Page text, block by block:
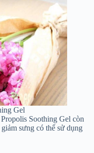
Gel
Soothing Gel còn
sưng có thể sử dụng